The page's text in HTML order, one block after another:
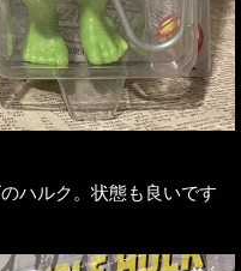
ハルク。状態も良いです